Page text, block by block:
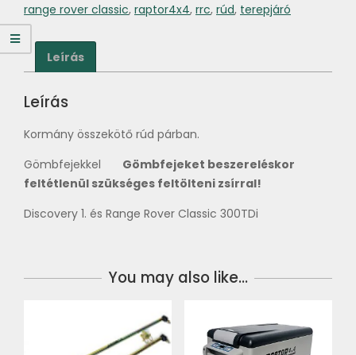
range rover classic, raptor4x4, rrc, rúd, terepjáró
Leírás
Leírás
Kormány összekötő rúd párban.
Gömbfejekkel
Gömbfejeket beszereléskor
feltétlenül szükséges feltölteni zsírral!
Discovery 1. és Range Rover Classic 300TDi
You may also like…